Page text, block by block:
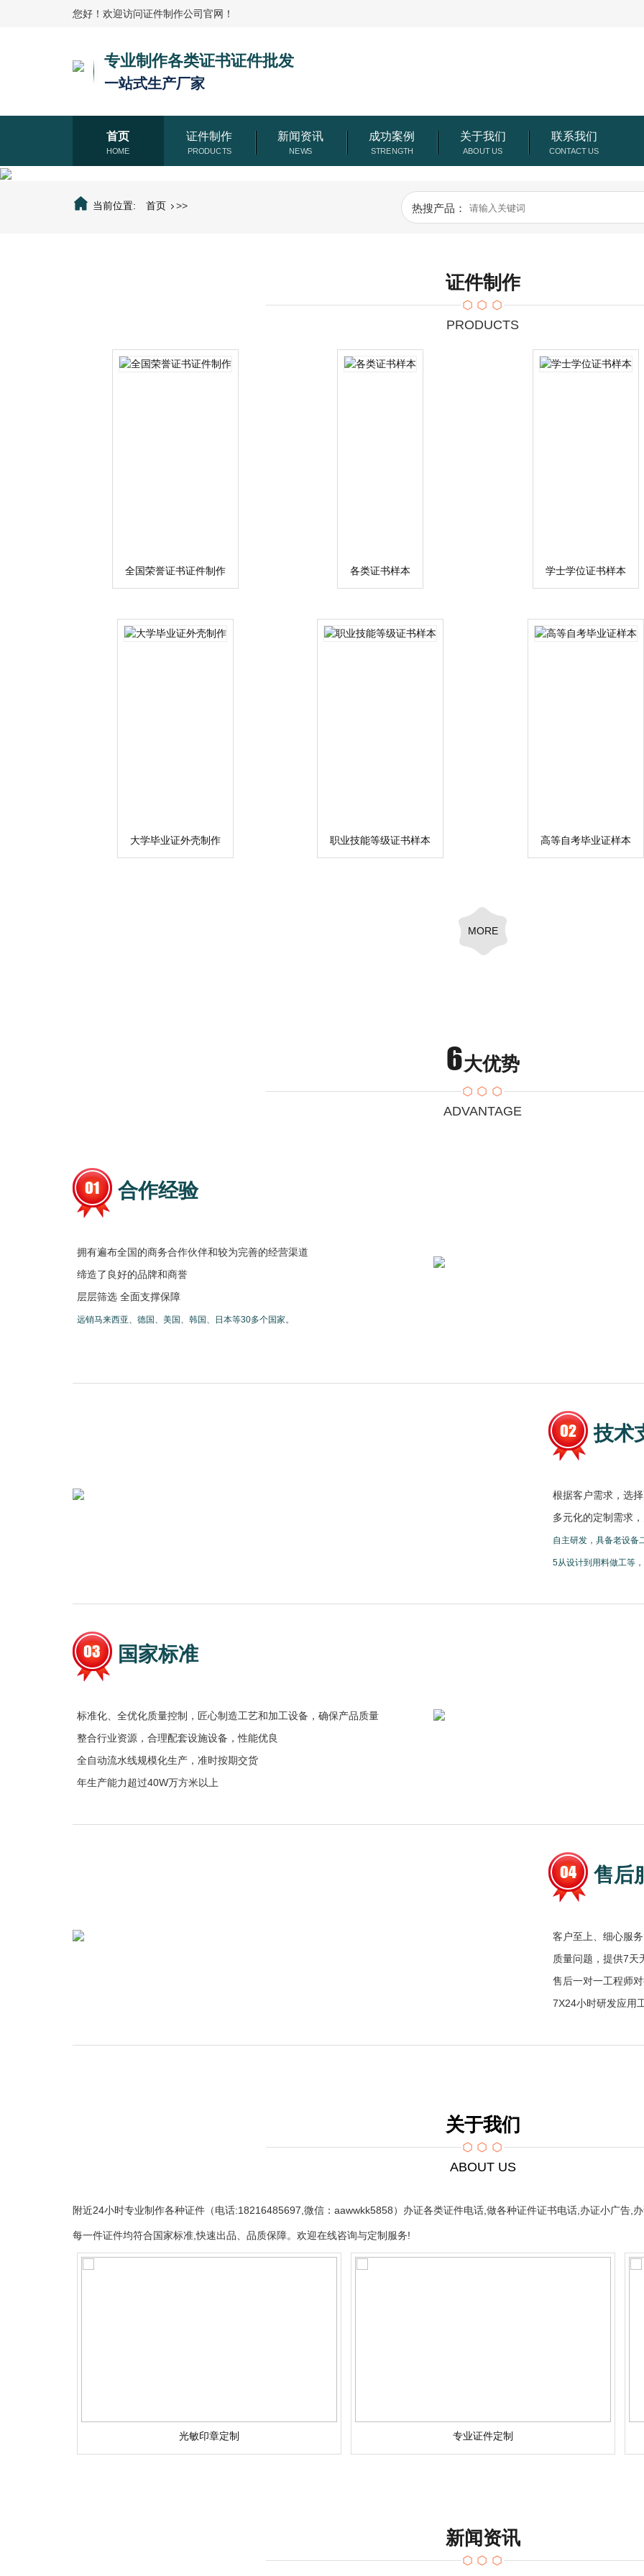
您好！欢迎访问证件制作公司官网！
专业制作各类证书证件批发
一站式生产厂家
首页 证件制作 新闻资讯 成功案例 关于我们 联系我们
当前位置: 首页 >> 热搜产品：
证件制作
PRODUCTS
全国荣誉证书证件制作
大学毕业证外壳制作
各类证书样本
职业技能等级证书样本
学士学位证书样本
高等自考毕业证样本
MORE
6大优势
ADVANTAGE
合作经验
拥有遍布全国的商务合作伙伴和较为完善的经营渠道
缔造了良好的品牌和商誉
层层筛选 全面支撑保障
远销马来西亚、德国、美国、韩国、日本等30多个国家。
技术
根据客户需求，选
多元化的定制需求
自主研发，具备老设备
5从设计到用料做工等
国家标准
标准化、全优化质量控制，匠心制造工艺和加工设备，确保产品质量
整合行业资源，合理配套设施设备，性能优良
全自动流水线规模化生产，准时按期交货
年生产能力超过40W万方米以上
售后
客户至上、细心服
质量问题，提供7天
售后一对一工程师
7X24小时研发应用
关于我们
ABOUT US
附近24小时专业制作各种证件（电话:18216485697,微信：aawwkk5858）办证各类证件电话,做各种证件证书电话,办证小广告,
每一件证件均符合国家标准,快速出品、品质保障。欢迎在线咨询与定制服务!
光敏印章定制 专业证件定制
新闻资讯